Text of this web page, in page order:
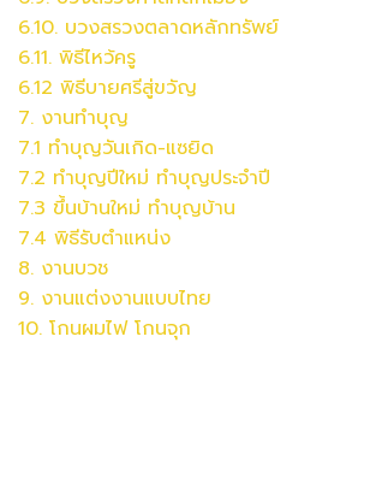
6.10. บวงสรวงตลาดหลักทรัพย์
6.11. พิธีไหว้ครู
6.12 พิธีบายศรีสู่ขวัญ
7. งานทำบุญ
7.1 ทำบุญวันเกิด-แซยิด
7.2 ทำบุญปีใหม่ ทำบุญประจำปี
7.3 ขึ้นบ้านใหม่ ทำบุญบ้าน
7.4 พิธีรับตำแหน่ง
8. งานบวช
9. งานแต่งงานแบบไทย
10. โกนผมไฟ โกนจุก